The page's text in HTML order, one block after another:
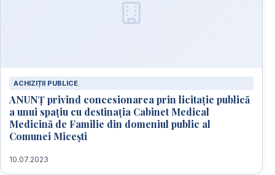
ACHIZIȚII PUBLICE
ANUNȚ privind concesionarea prin licitație publică
a unui spațiu cu destinația Cabinet Medical
Medicină de Familie din domeniul public al
Comunei Micești
10.07.2023